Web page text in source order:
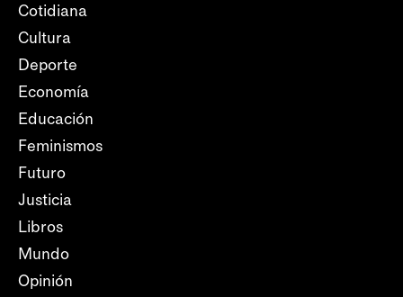
Cotidiana
Cultura
Deporte
Economía
Educación
Feminismos
Futuro
Justicia
Libros
Mundo
Opinión